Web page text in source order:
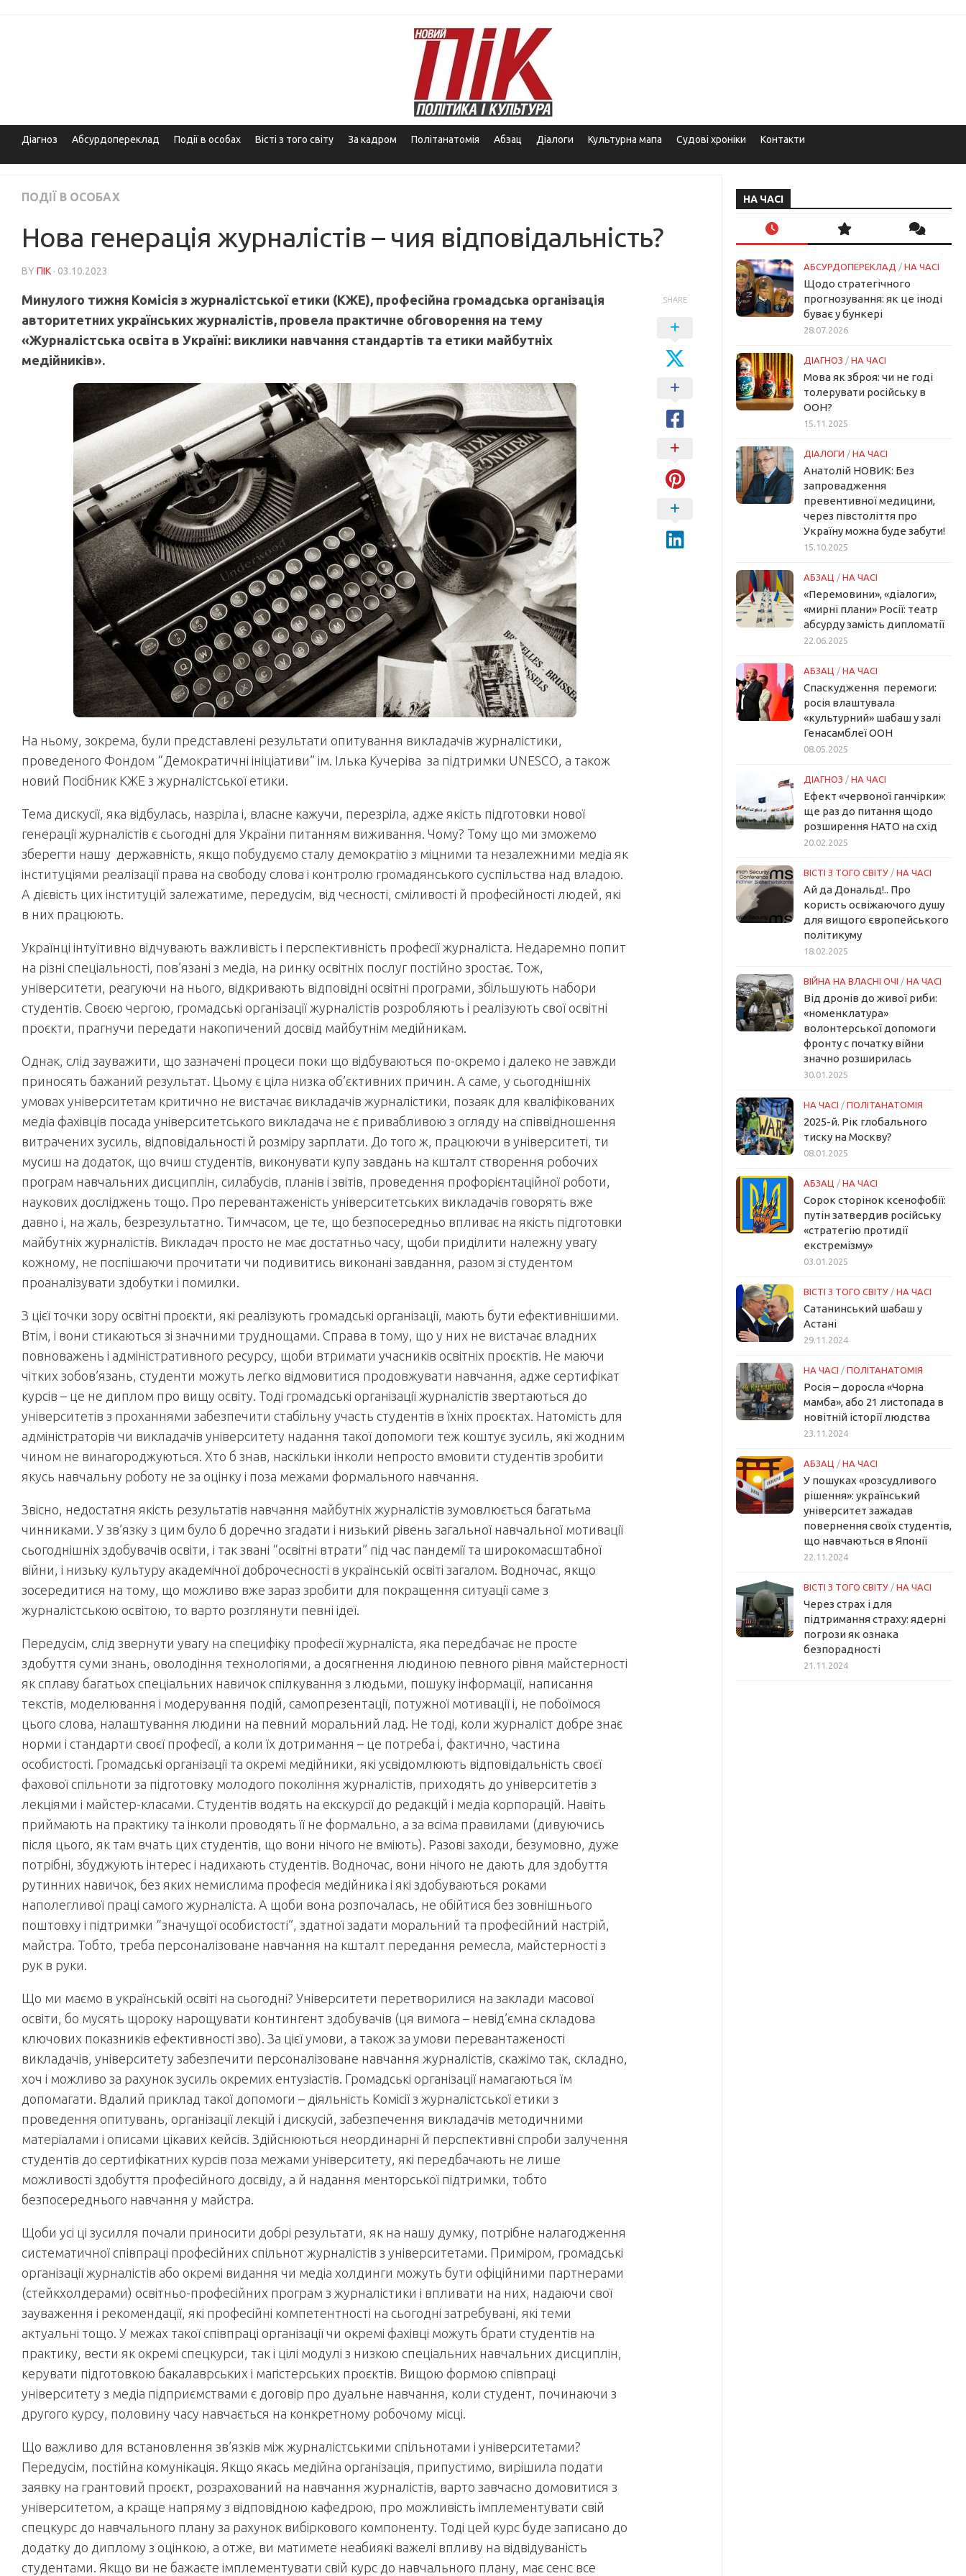
Діагноз Абсурдопереклад Події в особах Вісті з того світу За кадром Політанатомія Абзац Діалоги Культурна мапа Судові хроніки Контакти
ПОДІЇ В ОСОБАХ
Нова генерація журналістів – чия відповідальність?
BY ПІК · 03.10.2023
Минулого тижня Комісія з журналістської етики (КЖЕ), професійна громадська організація
авторитетних українських журналістів, провела практичне обговорення на тему
«Журналістська освіта в Україні: виклики навчання стандартів та етики майбутніх
медійників».
На ньому, зокрема, були представлені результати опитування викладачів журналістики,
проведеного Фондом “Демократичні ініціативи” ім. Ілька Кучеріва за підтримки UNESCO, а також
новий Посібник КЖЕ з журналістської етики.
Тема дискусії, яка відбулась, назріла і, власне кажучи, перезріла, адже якість підготовки нової
генерації журналістів є сьогодні для України питанням виживання. Чому? Тому що ми зможемо
зберегти нашу державність, якщо побудуємо сталу демократію з міцними та незалежними медіа як
інституціями реалізації права на свободу слова і контролю громадянського суспільства над владою.
А дієвість цих інституцій залежатиме, передусім, від чесності, сміливості й професійності людей, які
в них працюють.
Українці інтуїтивно відчувають важливість і перспективність професії журналіста. Недаремно попит
на різні спеціальності, пов’язані з медіа, на ринку освітніх послуг постійно зростає. Тож,
університети, реагуючи на нього, відкривають відповідні освітні програми, збільшують набори
студентів. Своєю чергою, громадські організації журналістів розробляють і реалізують свої освітні
проєкти, прагнучи передати накопичений досвід майбутнім медійникам.
Однак, слід зауважити, що зазначені процеси поки що відбуваються по-окремо і далеко не завжди
приносять бажаний результат. Цьому є ціла низка об’єктивних причин. А саме, у сьогоднішніх
умовах університетам критично не вистачає викладачів журналістики, позаяк для кваліфікованих
медіа фахівців посада університетського викладача не є привабливою з огляду на співвідношення
витрачених зусиль, відповідальності й розміру зарплати. До того ж, працюючи в університеті, ти
мусиш на додаток, що вчиш студентів, виконувати купу завдань на кшталт створення робочих
програм навчальних дисциплін, силабусів, планів і звітів, проведення профорієнтаційної роботи,
наукових досліджень тощо. Про перевантаженість університетських викладачів говорять вже
давно і, на жаль, безрезультатно. Тимчасом, це те, що безпосередньо впливає на якість підготовки
майбутніх журналістів. Викладач просто не має достатньо часу, щоби приділити належну увагу
кожному, не поспішаючи прочитати чи подивитись виконані завдання, разом зі студентом
проаналізувати здобутки і помилки.
З цієї точки зору освітні проєкти, які реалізують громадські організації, мають бути ефективнішими.
Втім, і вони стикаються зі значними труднощами. Справа в тому, що у них не вистачає владних
повноважень і адміністративного ресурсу, щоби втримати учасників освітніх проєктів. Не маючи
чітких зобов’язань, студенти можуть легко відмовитися продовжувати навчання, адже сертифікат
курсів – це не диплом про вищу освіту. Тоді громадські організації журналістів звертаються до
університетів з проханнями забезпечити стабільну участь студентів в їхніх проєктах. Натомість для
адміністраторів чи викладачів університету надання такої допомоги теж коштує зусиль, які жодним
чином не винагороджуються. Хто б знав, наскільки інколи непросто вмовити студентів зробити
якусь навчальну роботу не за оцінку і поза межами формального навчання.
Звісно, недостатня якість результатів навчання майбутніх журналістів зумовлюється багатьма
чинниками. У зв’язку з цим було б доречно згадати і низький рівень загальної навчальної мотивації
сьогоднішніх здобувачів освіти, і так звані “освітні втрати” під час пандемії та широкомасштабної
війни, і низьку культуру академічної доброчесності в українській освіті загалом. Водночас, якщо
зосередитися на тому, що можливо вже зараз зробити для покращення ситуації саме з
журналістською освітою, то варто розглянути певні ідеї.
Передусім, слід звернути увагу на специфіку професії журналіста, яка передбачає не просте
здобуття суми знань, оволодіння технологіями, а досягнення людиною певного рівня майстерності
як сплаву багатьох спеціальних навичок спілкування з людьми, пошуку інформації, написання
текстів, моделювання і модерування подій, самопрезентації, потужної мотивації і, не побоїмося
цього слова, налаштування людини на певний моральний лад. Не тоді, коли журналіст добре знає
норми і стандарти своєї професії, а коли їх дотримання – це потреба і, фактично, частина
особистості. Громадські організації та окремі медійники, які усвідомлюють відповідальність своєї
фахової спільноти за підготовку молодого покоління журналістів, приходять до університетів з
лекціями і майстер-класами. Студентів водять на екскурсії до редакцій і медіа корпорацій. Навіть
приймають на практику та інколи проводять її не формально, а за всіма правилами (дивуючись
після цього, як там вчать цих студентів, що вони нічого не вміють). Разові заходи, безумовно, дуже
потрібні, збуджують інтерес і надихають студентів. Водночас, вони нічого не дають для здобуття
рутинних навичок, без яких немислима професія медійника і які здобуваються роками
наполегливої праці самого журналіста. А щоби вона розпочалась, не обійтися без зовнішнього
поштовху і підтримки “значущої особистості”, здатної задати моральний та професійний настрій,
майстра. Тобто, треба персоналізоване навчання на кшталт передання ремесла, майстерності з
рук в руки.
Що ми маємо в українській освіті на сьогодні? Університети перетворилися на заклади масової
освіти, бо мусять щороку нарощувати контингент здобувачів (ця вимога – невід’ємна складова
ключових показників ефективності зво). За цієї умови, а також за умови перевантаженості
викладачів, університету забезпечити персоналізоване навчання журналістів, скажімо так, складно,
хоч і можливо за рахунок зусиль окремих ентузіастів. Громадські організації намагаються їм
допомагати. Вдалий приклад такої допомоги – діяльність Комісії з журналістської етики з
проведення опитувань, організації лекцій і дискусій, забезпечення викладачів методичними
матеріалами і описами цікавих кейсів. Здійснюються неординарні й перспективні спроби залучення
студентів до сертифікатних курсів поза межами університету, які передбачають не лише
можливості здобуття професійного досвіду, а й надання менторської підтримки, тобто
безпосереднього навчання у майстра.
Щоби усі ці зусилля почали приносити добрі результати, як на нашу думку, потрібне налагодження
систематичної співпраці професійних спільнот журналістів з університетами. Приміром, громадські
організації журналістів або окремі видання чи медіа холдинги можуть бути офіційними партнерами
(стейкхолдерами) освітньо-професійних програм з журналістики і впливати на них, надаючи свої
зауваження і рекомендації, які професійні компетентності на сьогодні затребувані, які теми
актуальні тощо. У межах такої співпраці організації чи окремі фахівці можуть брати студентів на
практику, вести як окремі спецкурси, так і цілі модулі з низкою спеціальних навчальних дисциплін,
керувати підготовкою бакалаврських і магістерських проєктів. Вищою формою співпраці
університету з медіа підприємствами є договір про дуальне навчання, коли студент, починаючи з
другого курсу, половину часу навчається на конкретному робочому місці.
Що важливо для встановлення зв’язків між журналістськими спільнотами і університетами?
Передусім, постійна комунікація. Якщо якась медійна організація, припустимо, вирішила подати
заявку на грантовий проєкт, розрахований на навчання журналістів, варто завчасно домовитися з
університетом, а краще напряму з відповідною кафедрою, про можливість імплементувати свій
спецкурс до навчального плану за рахунок вибіркового компоненту. Тоді цей курс буде записано до
додатку до диплому з оцінкою, а отже, ви матимете неабиякі важелі впливу на відвідуваність
студентами. Якщо ви не бажаєте імплементувати свій курс до навчального плану, має сенс все
SHARE
НА ЧАСІ
АБСУРДОПЕРЕКЛАД / НА ЧАСІ
Щодо стратегічного
прогнозування: як це іноді
буває у бункері
28.07.2026
ДІАГНОЗ / НА ЧАСІ
Мова як зброя: чи не годі
толерувати російську в
ООН?
15.11.2025
ДІАЛОГИ / НА ЧАСІ
Анатолій НОВИК: Без
запровадження
превентивної медицини,
через півстоліття про
Україну можна буде забути!
15.10.2025
АБЗАЦ / НА ЧАСІ
«Перемовини», «діалоги»,
«мирні плани» Росії: театр
абсурду замість дипломатії
22.06.2025
АБЗАЦ / НА ЧАСІ
Спаскудження перемоги:
росія влаштувала
«культурний» шабаш у залі
Генасамблеї ООН
08.05.2025
ДІАГНОЗ / НА ЧАСІ
Ефект «червоної ганчірки»:
ще раз до питання щодо
розширення НАТО на схід
20.02.2025
ВІСТІ З ТОГО СВІТУ / НА ЧАСІ
Ай да Дональд!.. Про
користь освіжаючого душу
для вищого європейського
політикуму
18.02.2025
ВІЙНА НА ВЛАСНІ ОЧІ / НА ЧАСІ
Від дронів до живої риби:
«номенклатура»
волонтерської допомоги
фронту с початку війни
значно розширилась
30.01.2025
НА ЧАСІ / ПОЛІТАНАТОМІЯ
2025-й. Рік глобального
тиску на Москву?
08.01.2025
АБЗАЦ / НА ЧАСІ
Сорок сторінок ксенофобії:
путін затвердив російську
«стратегію протидії
екстремізму»
03.01.2025
ВІСТІ З ТОГО СВІТУ / НА ЧАСІ
Сатанинський шабаш у
Астані
29.11.2024
НА ЧАСІ / ПОЛІТАНАТОМІЯ
Росія – доросла «Чорна
мамба», або 21 листопада в
новітній історії людства
23.11.2024
АБЗАЦ / НА ЧАСІ
У пошуках «розсудливого
рішення»: український
університет зажадав
повернення своїх студентів,
що навчаються в Японії
22.11.2024
ВІСТІ З ТОГО СВІТУ / НА ЧАСІ
Через страх і для
підтримання страху: ядерні
погрози як ознака
безпорадності
21.11.2024